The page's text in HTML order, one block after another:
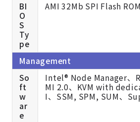
BI
O
S
Ty
pe
AMI 32Mb SPI Flash ROM
Management
So
ft
w
ar
e
Intel® Node Manager、
MI 2.0、KVM with
I、SSM, SPM, SUM、